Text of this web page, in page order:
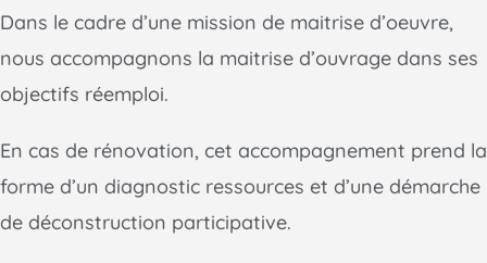
Dans le cadre d’une mission de maitrise d’oeuvre,
nous accompagnons la maitrise d’ouvrage dans ses
objectifs réemploi.
En cas de rénovation, cet accompagnement prend la
forme d’un diagnostic ressources et d’une démarche
de déconstruction participative.